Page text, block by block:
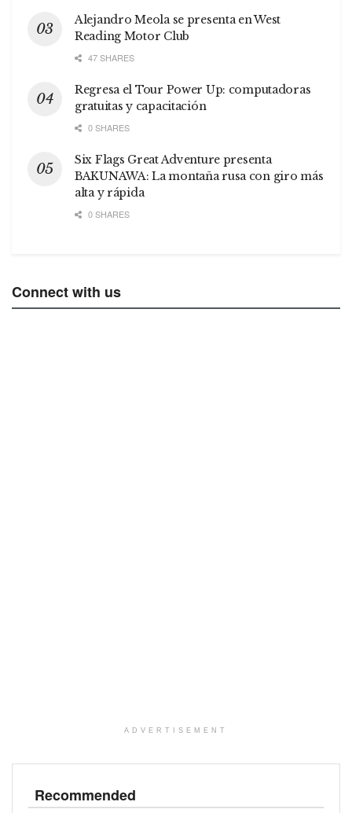
Alejandro Meola se presenta en West
Reading Motor Club
47 SHARES
Regresa el Tour Power Up: computadoras
gratuitas y capacitación
0 SHARES
Six Flags Great Adventure presenta
BAKUNAWA: La montaña rusa con giro más
alta y rápida
0 SHARES
Connect with us
ADVERTISEMENT
Recommended